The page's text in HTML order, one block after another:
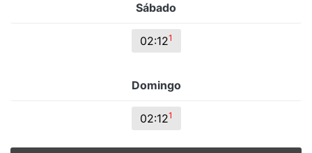
Sábado
02:121
Domingo
02:121